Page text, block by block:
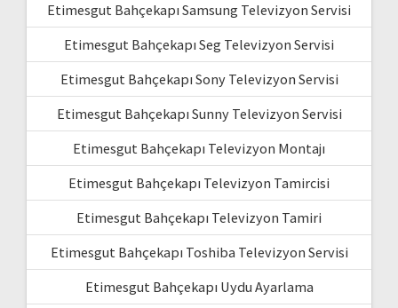
Etimesgut Bahçekapı Samsung Televizyon Servisi
Etimesgut Bahçekapı Seg Televizyon Servisi
Etimesgut Bahçekapı Sony Televizyon Servisi
Etimesgut Bahçekapı Sunny Televizyon Servisi
Etimesgut Bahçekapı Televizyon Montajı
Etimesgut Bahçekapı Televizyon Tamircisi
Etimesgut Bahçekapı Televizyon Tamiri
Etimesgut Bahçekapı Toshiba Televizyon Servisi
Etimesgut Bahçekapı Uydu Ayarlama